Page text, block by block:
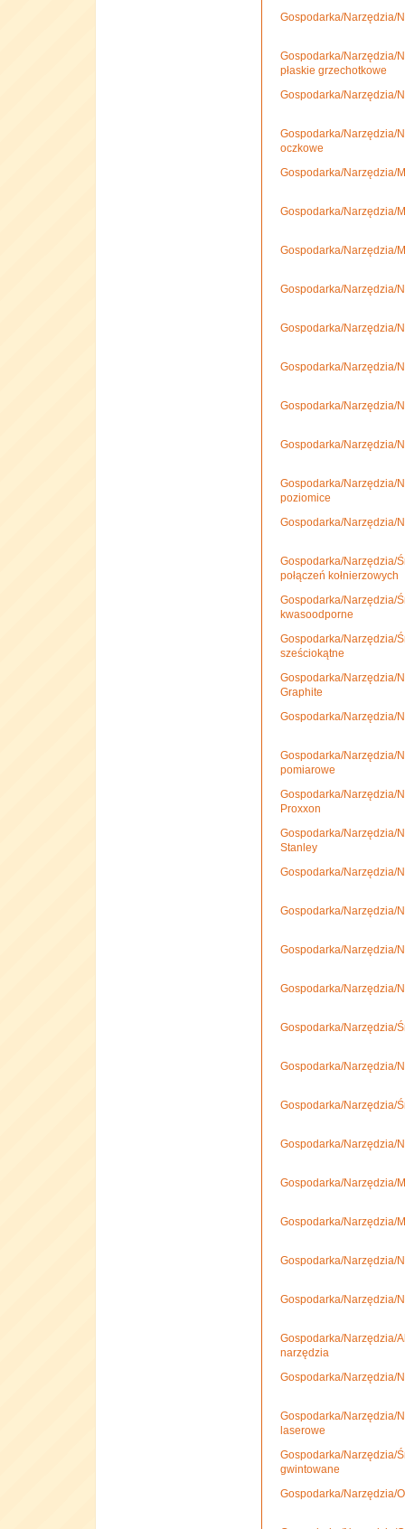
Gospodarka/Narzędzia/
Gospodarka/Narzędzia/
płaskie grzechotkowe
Gospodarka/Narzędzia/
Gospodarka/Narzędzia/
oczkowe
Gospodarka/Narzędzia/
Gospodarka/Narzędzia/
Gospodarka/Narzędzia/
Gospodarka/Narzędzia/
Gospodarka/Narzędzia/
Gospodarka/Narzędzia/
Gospodarka/Narzędzia/
Gospodarka/Narzędzia/
Gospodarka/Narzędzia/
poziomice
Gospodarka/Narzędzia/
Gospodarka/Narzędzia/
połączeń kołnierzowych
Gospodarka/Narzędzia/
kwasoodporne
Gospodarka/Narzędzia/
sześciokątne
Gospodarka/Narzędzia/
Graphite
Gospodarka/Narzędzia/
Gospodarka/Narzędzia/
pomiarowe
Gospodarka/Narzędzia/
Proxxon
Gospodarka/Narzędzia/
Stanley
Gospodarka/Narzędzia/
Gospodarka/Narzędzia/
Gospodarka/Narzędzia/
Gospodarka/Narzędzia/
Gospodarka/Narzędzia/
Gospodarka/Narzędzia/
Gospodarka/Narzędzia/
Gospodarka/Narzędzia/
Gospodarka/Narzędzia/
Gospodarka/Narzędzia/
Gospodarka/Narzędzia/
Gospodarka/Narzędzia/
Gospodarka/Narzędzia/
narzędzia
Gospodarka/Narzędzia/
Gospodarka/Narzędzia/
laserowe
Gospodarka/Narzędzia/
gwintowane
Gospodarka/Narzędzia/